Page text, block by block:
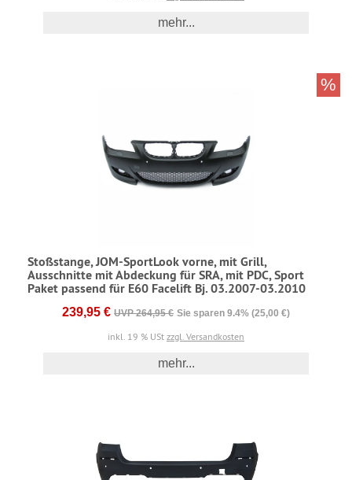
mehr...
Stoßstange, JOM-SportLook vorne, mit Grill,
Ausschnitte mit Abdeckung für SRA, mit PDC, Sport
Paket passend für E60 Facelift Bj. 03.2007-03.2010
239,95 € UVP 264,95 € Sie sparen 9.4% (25,00 €)
inkl. 19 % USt zzgl. Versandkosten
mehr...
%